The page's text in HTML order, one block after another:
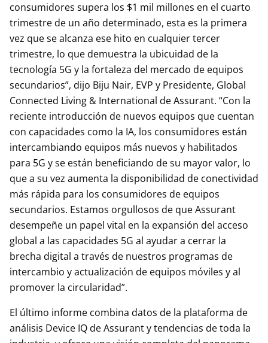
consumidores supera los $1 mil millones en el cuarto
trimestre de un año determinado, esta es la primera
vez que se alcanza ese hito en cualquier tercer
trimestre, lo que demuestra la ubicuidad de la
tecnología 5G y la fortaleza del mercado de equipos
secundarios”, dijo Biju Nair, EVP y Presidente, Global
Connected Living & International de Assurant. “Con la
reciente introducción de nuevos equipos que cuentan
con capacidades como la IA, los consumidores están
intercambiando equipos más nuevos y habilitados
para 5G y se están beneficiando de su mayor valor, lo
que a su vez aumenta la disponibilidad de conectividad
más rápida para los consumidores de equipos
secundarios. Estamos orgullosos de que Assurant
desempeñe un papel vital en la expansión del acceso
global a las capacidades 5G al ayudar a cerrar la
brecha digital a través de nuestros programas de
intercambio y actualización de equipos móviles y al
promover la circularidad”.
El último informe combina datos de la plataforma de
análisis Device IQ de Assurant y tendencias de toda la